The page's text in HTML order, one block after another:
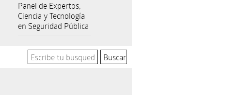
Panel de Expertos,
Ciencia y Tecnología
en Seguridad Pública